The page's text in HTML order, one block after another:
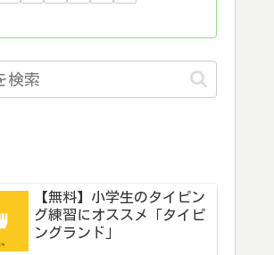
【無料】小学生のタイピン
グ練習にオススメ「タイピ
ングランド」